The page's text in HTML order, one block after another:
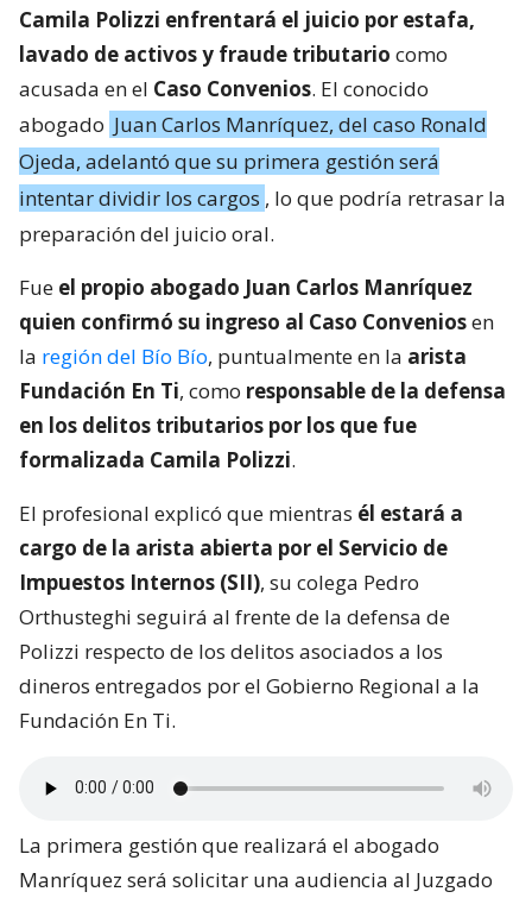
Camila Polizzi enfrentará el juicio por estafa,
lavado de activos y fraude tributario como
acusada en el Caso Convenios. El conocido
abogado Juan Carlos Manríquez, del caso Ronald
Ojeda, adelantó que su primera gestión será
intentar dividir los cargos , lo que podría retrasar la
preparación del juicio oral.
Fue el propio abogado Juan Carlos Manríquez
quien confirmó su ingreso al Caso Conveniosen
la región del Bío Bío, puntualmente en la arista
Fundación En Ti, como responsable de la defensa
en los delitos tributarios por los que fue
formalizada Camila Polizzi.
El profesional explicó que mientras él estará a
cargo de la arista abierta por el Servicio de
Impuestos Internos (SII), su colega Pedro
Orthusteghi seguirá al frente de la defensa de
Polizzi respecto de los delitos asociados a los
dineros entregados por el Gobierno Regional a la
Fundación En Ti.
La primera gestión que realizará el abogado
Manríquez será solicitar una audiencia al Juzgado